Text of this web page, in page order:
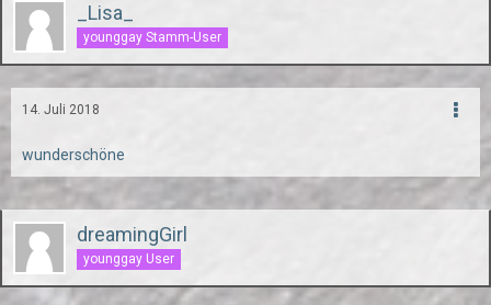
_Lisa_
younggay Stamm-User
14. Juli 2018
wunderschöne
dreamingGirl
younggay User